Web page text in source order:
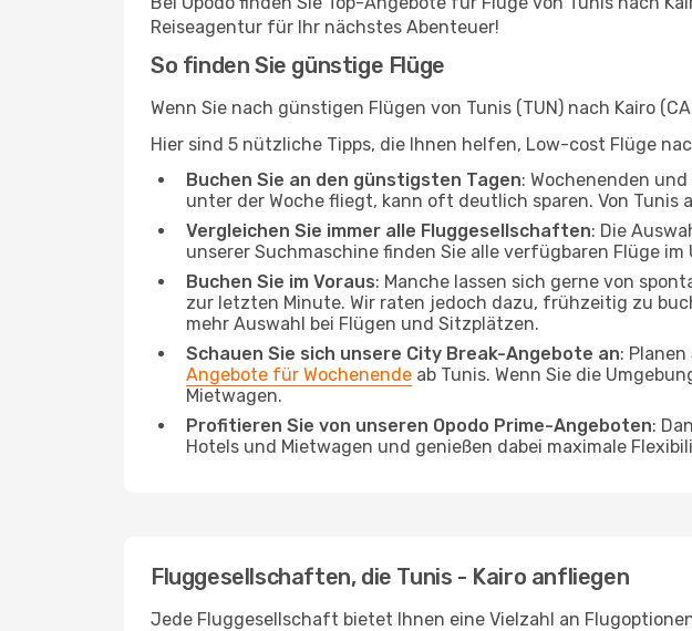
Reiseagentur für Ihr nächstes Abenteuer!
So finden Sie günstige Flüge
Wenn Sie nach günstigen Flügen von Tunis (TUN) nach Kairo
Hier sind 5 nützliche Tipps, die Ihnen helfen, Low-cost Flüge
Buchen Sie an den günstigsten Tagen: Wochenenden
unter der Woche fliegt, kann oft deutlich sparen. Von Tunis
Vergleichen Sie immer alle Fluggesellschaften: Die
unserer Suchmaschine finden Sie alle verfügbaren Flüge im
Buchen Sie im Voraus: Manche lassen sich gerne von
zur letzten Minute. Wir raten jedoch dazu, frühzeitig zu
mehr Auswahl bei Flügen und Sitzplätzen.
Schauen Sie sich unsere City Break-Angebote an:
Angebote für Wochenende ab Tunis. Wenn Sie die
Mietwagen.
Profitieren Sie von unseren Opodo Prime-Angeboten:
Hotels und Mietwagen und genießen dabei maximale
Fluggesellschaften, die Tunis - Kairo anfliegen
Jede Fluggesellschaft bietet Ihnen eine Vielzahl an